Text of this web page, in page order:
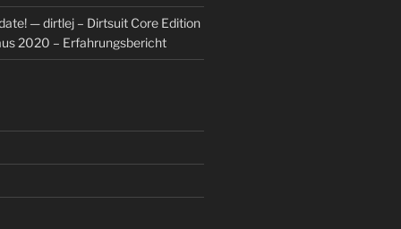
— dirtlej – Dirtsuit Core Edition
2020 – Erfahrungsbericht